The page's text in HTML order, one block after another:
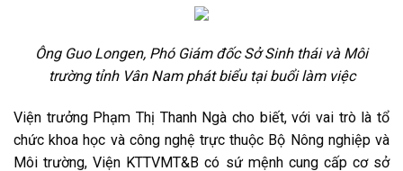
Ông Guo Longen, Phó Giám đốc Sở Sinh thái và Môi
trường tỉnh Vân Nam phát biểu tại buổi làm việc
Viện trưởng Phạm Thị Thanh Ngà cho biết, với vai trò là tổ
chức khoa học và công nghệ trực thuộc Bộ Nông nghiệp và
Môi trường, Viện KTTVMT&B có sứ mệnh cung cấp cơ sở